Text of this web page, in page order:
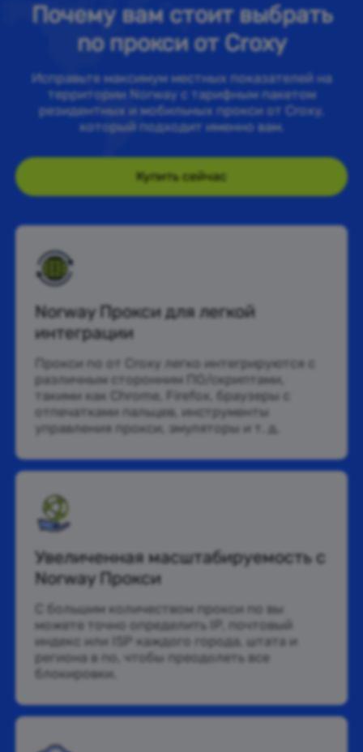
Почему вам стоит выбрать
no прокси от Croxy
Исправьте максимум местных показателей на
территории Norway с тарифным пакетом
резидентных и мобильных прокси от Croxy,
который подходит именно вам.
Купить сейчас
Norway Прокси для легкой
интеграции
Прокси no от Croxy легко интегрируются с
различным сторонним ПО/скриптами,
такими как Chrome, Firefox, браузеры с
отпечатками пальцев, инструменты
управления прокси, эмуляторы и т. д.
Увеличенная масштабируемость с
Norway Прокси
С большим количеством прокси no вы
можете точно определить IP, почтовый
индекс или ISP каждого города, штата и
региона в no, чтобы преодолеть все
блокировки.